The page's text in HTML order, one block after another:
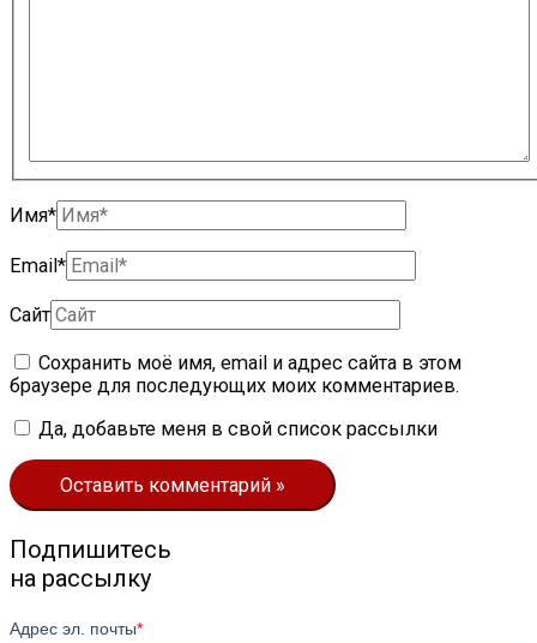
Имя*
Email*
Сайт
Сохранить моё имя, email и адрес сайта в этом
браузере для последующих моих комментариев.
Да, добавьте меня в свой список рассылки
Подпишитесь
на рассылку